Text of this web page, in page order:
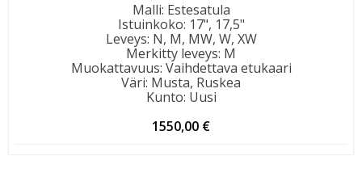
Malli: Estesatula
Istuinkoko: 17", 17,5"
Leveys: N, M, MW, W, XW
Merkitty leveys: M
Muokattavuus: Vaihdettava etukaari
Väri: Musta, Ruskea
Kunto: Uusi
1550,00 €